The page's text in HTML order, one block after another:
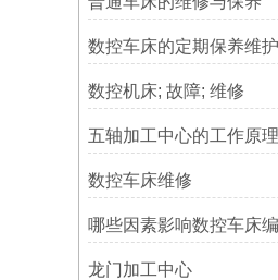
数控车床的定期保养维
数控机床; 故障; 维修
数控车床维修
龙门加工中心